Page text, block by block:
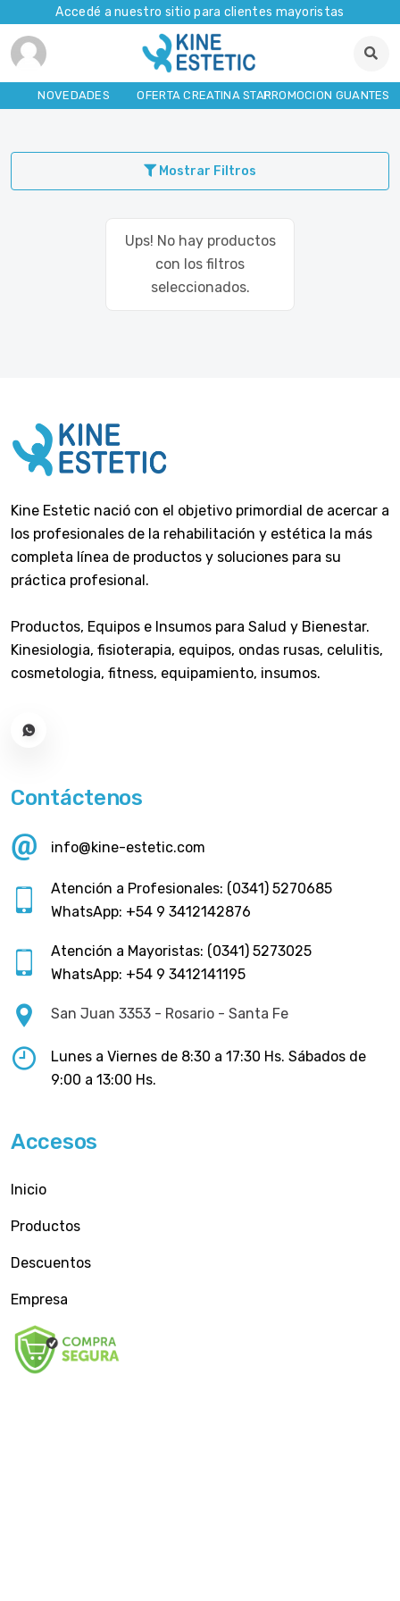
Accedé a nuestro sitio para clientes mayoristas
NOVEDADES OFERTA CREATINA STARPROMOCION GUANTES
Mostrar Filtros
Ups! No hay productos
con los filtros
seleccionados.
Kine Estetic nació con el objetivo primordial de acercar a
los profesionales de la rehabilitación y estética la más
completa línea de productos y soluciones para su
práctica profesional.
Productos, Equipos e Insumos para Salud y Bienestar.
Kinesiologia, fisioterapia, equipos, ondas rusas, celulitis,
cosmetologia, fitness, equipamiento, insumos.
Contáctenos
info@kine-estetic.com
Atención a Profesionales: (0341) 5270685
WhatsApp: +54 9 3412142876
Atención a Mayoristas: (0341) 5273025
WhatsApp: +54 9 3412141195
San Juan 3353 - Rosario - Santa Fe
Lunes a Viernes de 8:30 a 17:30 Hs. Sábados de
9:00 a 13:00 Hs.
Accesos
Inicio
Productos
Descuentos
Empresa